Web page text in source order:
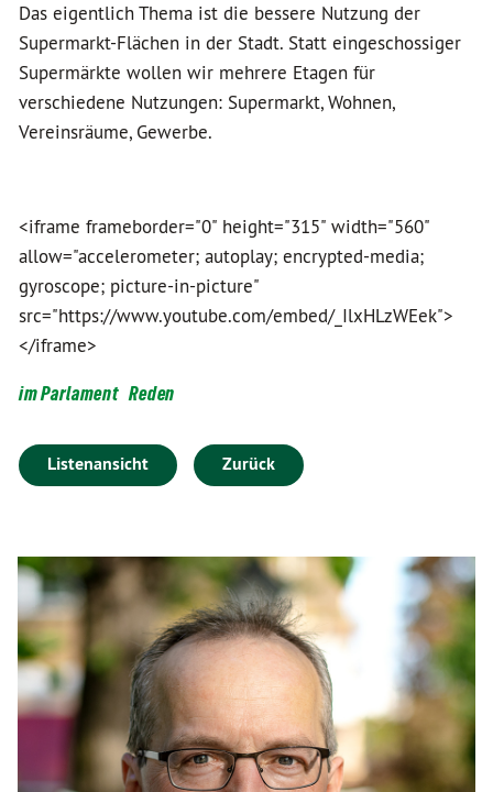
Das eigentlich Thema ist die bessere Nutzung der
Supermarkt-Flächen in der Stadt. Statt eingeschossiger
Supermärkte wollen wir mehrere Etagen für
verschiedene Nutzungen: Supermarkt, Wohnen,
Vereinsräume, Gewerbe.
<iframe frameborder="0" height="315" width="560"
allow="accelerometer; autoplay; encrypted-media;
gyroscope; picture-in-picture"
src="https://www.youtube.com/embed/_IlxHLzWEek">
</iframe>
im Parlament Reden
Listenansicht Zurück